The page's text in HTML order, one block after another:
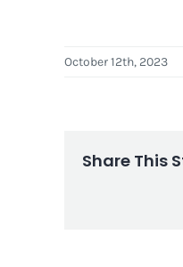
October 12th, 2023
Share This